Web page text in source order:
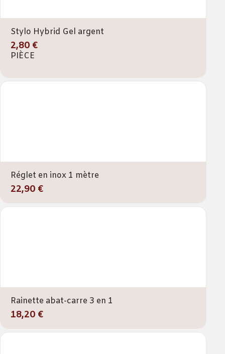
Stylo Hybrid Gel argent
2,80 €
PIÈCE
Réglet en inox 1 mètre
22,90 €
Rainette abat-carre 3 en 1
18,20 €